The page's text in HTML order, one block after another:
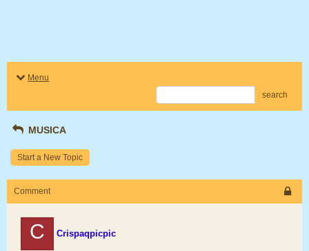
Menu
search
MUSICA
Start a New Topic
Comment
C Crispaqpicpic